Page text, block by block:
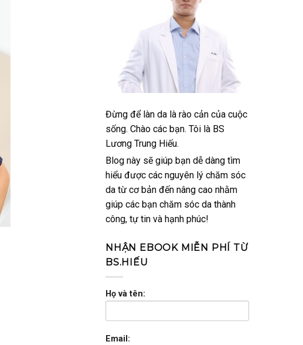
Đừng để làn da là rào cản của cuộc
sống. Chào các bạn. Tôi là BS
Lương Trung Hiếu.
Blog này sẽ giúp bạn dễ dàng tìm
hiểu được các nguyên lý chăm sóc
da từ cơ bản đến nâng cao nhằm
giúp các bạn chăm sóc da thành
công, tự tin và hạnh phúc!
NHẬN EBOOK MIỄN PHÍ TỪ
BS.HIẾU
Họ và tên:
Email: